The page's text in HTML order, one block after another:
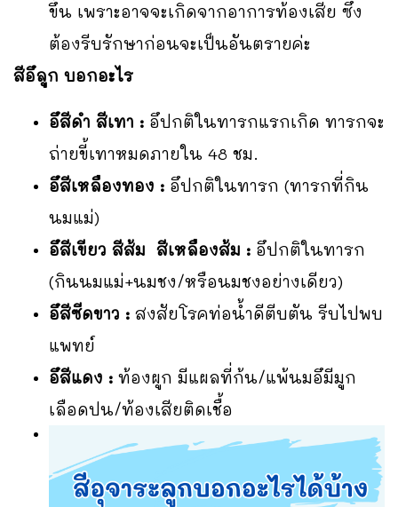
ขึ้น เพราะอาจจะเกิดจากอาการท้องเสีย ซึ่ง
ต้องรีบรักษาก่อนจะเป็นอันตรายค่ะ
สีอึลูก บอกอะไร
อึสีดำ สีเทา : อึปกติในทารกแรกเกิด ทารกจะ
ถ่ายขี้เทาหมดภายใน 48 ชม.
อึสีเหลืองทอง : อึปกติในทารก (ทารกที่กิน
นมแม่)
อึสีเขียว สีส้ม สีเหลืองส้ม : อึปกติในทารก
(กินนมแม่+นมชง/หรือนมชงอย่างเดียว)
อึสีซีดขาว : สงสัยโรคท่อน้ำดีตีบตัน รีบไปพบ
แพทย์
อึสีแดง : ท้องผูก มีแผลที่ก้น/แพ้นมอึมีมูก
เลือดปน/ท้องเสียติดเชื้อ